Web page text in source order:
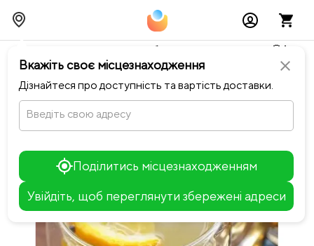
close
Вкажіть своє місцезнаходження
Дізнайтеся про доступність та вартість доставки.
Введіть свою адресу
Поділитись місцезнаходженням
Увійдіть, щоб переглянути збережені адреси
+
Тимчасово можливі перебої із онлайн оплатами🥺🔧
chevron_leftПовернутися до FRIDAY: fine food & wine